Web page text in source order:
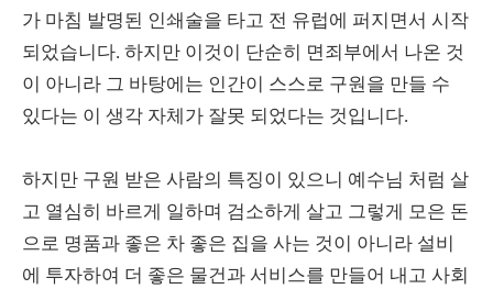
가 마침 발명된 인쇄술을 타고 전 유럽에 퍼지면서 시작
되었습니다. 하지만 이것이 단순히 면죄부에서 나온 것
이 아니라 그 바탕에는 인간이 스스로 구원을 만들 수
있다는 이 생각 자체가 잘못 되었다는 것입니다.
하지만 구원 받은 사람의 특징이 있으니 예수님 처럼 살
고 열심히 바르게 일하며 검소하게 살고 그렇게 모은 돈
으로 명품과 좋은 차 좋은 집을 사는 것이 아니라 설비
에 투자하여 더 좋은 물건과 서비스를 만들어 내고 사회